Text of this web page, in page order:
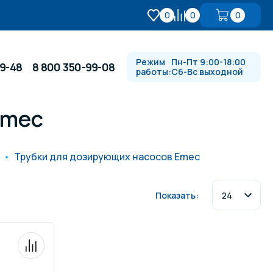
0 0 0
Водопады, водяные пушки и
48 8 800 350-99-08
Режим
работы:
Пн-Пт 9:00-18:00
Сб-Вс выходной
Трубки для дозирующих насосов Emec
Показать: